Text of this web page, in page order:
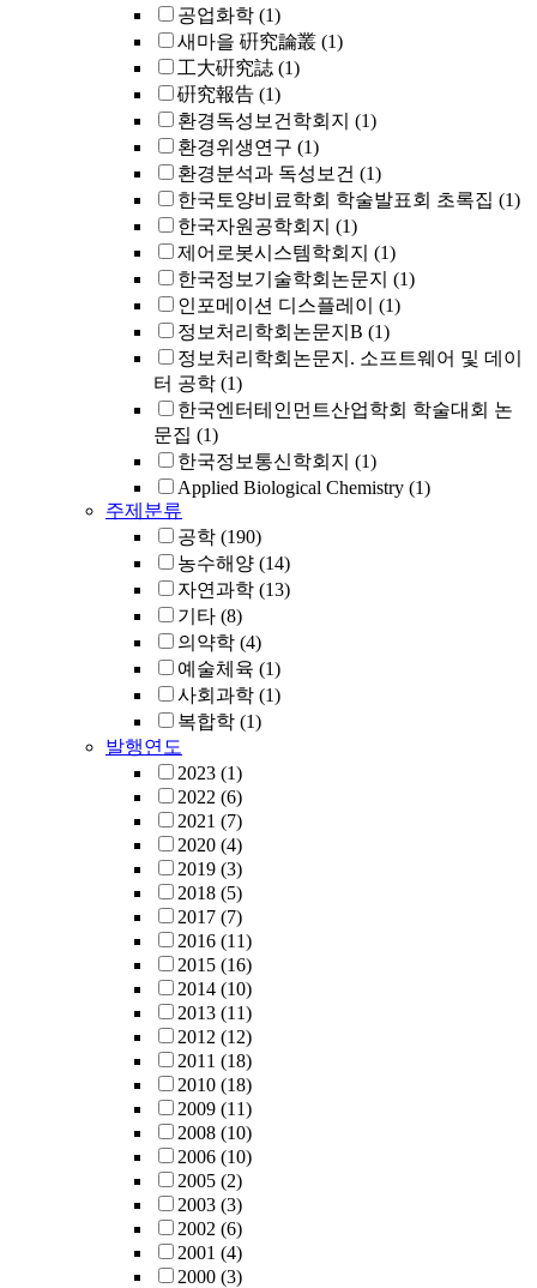
공업화학 (1)
새마을 硏究論叢 (1)
工大硏究誌 (1)
硏究報告 (1)
환경독성보건학회지 (1)
환경위생연구 (1)
환경분석과 독성보건 (1)
한국토양비료학회 학술발표회 초록집 (1)
한국자원공학회지 (1)
제어로봇시스템학회지 (1)
한국정보기술학회논문지 (1)
인포메이션 디스플레이
(1)
정보처리학회논문지B (1)
정보처리학회논문지. 소프트웨어 및 데이
터 공학 (1)
한국엔터테인먼트산업학회 학술대회 논
문집 (1)
한국정보통신학회지 (1)
Applied Biological Chemistry (1)
주제분류
공학 (190)
농수해양 (14)
자연과학 (13)
기타 (8)
의약학 (4)
예술체육 (1)
사회과학 (1)
복합학 (1)
발행연도
2023 (1)
2022 (6)
2021 (7)
2020 (4)
2019 (3)
2018 (5)
2017 (7)
2016 (11)
2015 (16)
2014 (10)
2013 (11)
2012 (12)
2011 (18)
2010 (18)
2009 (11)
2008 (10)
2006 (10)
2005 (2)
2003 (3)
2002 (6)
2001 (4)
2000 (3)